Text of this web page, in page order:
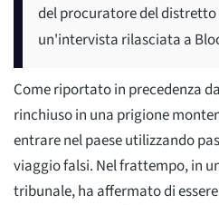
del procuratore del
un'intervista rilasciata a
Come riportato in precedenza
rinchiuso in una prigione
entrare nel paese utilizzando
viaggio falsi. Nel frattempo, in
tribunale, ha affermato di